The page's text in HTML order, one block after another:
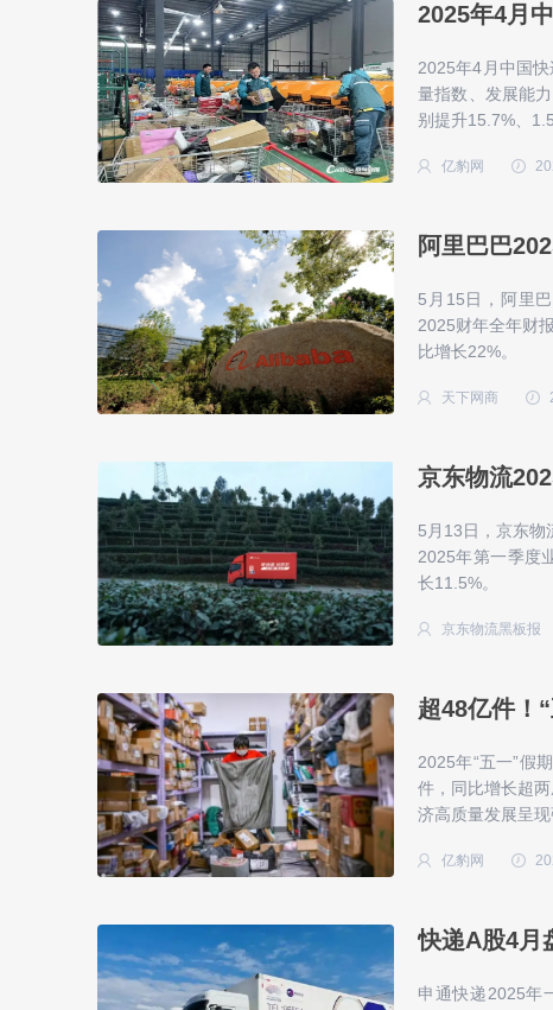
2025年4月
2025年4月中国
量指数、发展能
别提升15.7%、
亿豹网
阿里巴巴
5月15日，阿里
2025财年全年财
比增长22%。
天下网商
京东物流
5月13日，京东物
2025年第一季度
长11.5%。
京东物流黑板报
超48亿件！
2025年“五一”假
件，同比增长超
济高质量发展呈现
亿豹网
快递A股4月
申通快递2025年